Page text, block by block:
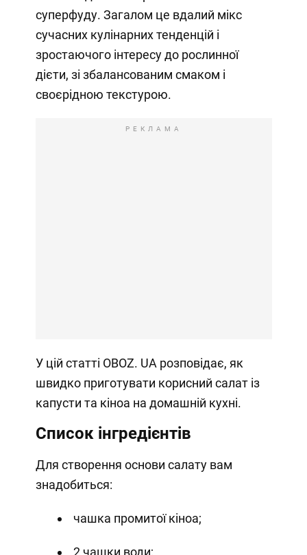
суперфуду. Загалом це вдалий мікс
сучасних кулінарних тенденцій і
зростаючого інтересу до рослинної
дієти, зі збалансованим смаком і
своєрідною текстурою.
РЕКЛАМА
У цій статті OBOZ. UA розповідає, як
швидко приготувати корисний салат із
капусти та кіноа на домашній кухні.
Список інгредієнтів
Для створення основи салату вам
знадобиться:
чашка промитої кіноа;
2 чашки води;